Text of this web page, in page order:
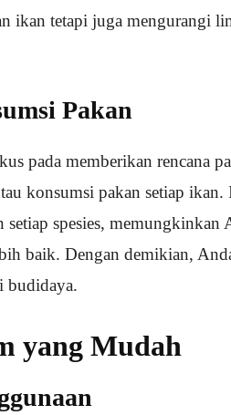
ikan tetapi juga mengurangi
Pakan
pada memberikan rencana
konsumsi pakan setiap
setiap spesies,
baik. Dengan demikian,
budidaya.
yang Mudah